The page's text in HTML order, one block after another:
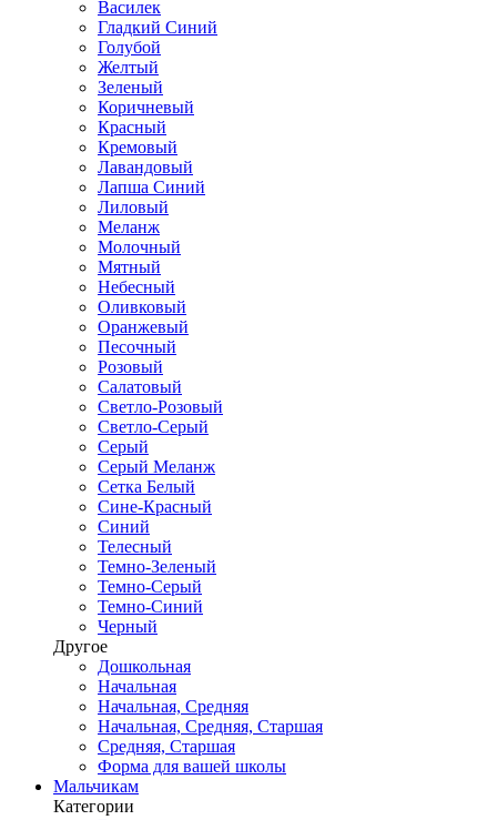
Василек
Гладкий Синий
Голубой
Желтый
Зеленый
Коричневый
Красный
Кремовый
Лавандовый
Лапша Синий
Лиловый
Меланж
Молочный
Мятный
Небесный
Оливковый
Оранжевый
Песочный
Розовый
Салатовый
Светло-Розовый
Светло-Серый
Серый
Серый Меланж
Сетка Белый
Сине-Красный
Синий
Телесный
Темно-Зеленый
Темно-Серый
Темно-Синий
Черный
Другое
Дошкольная
Начальная
Начальная, Средняя
Начальная, Средняя, Старшая
Средняя, Старшая
Форма для вашей школы
Мальчикам
Категории